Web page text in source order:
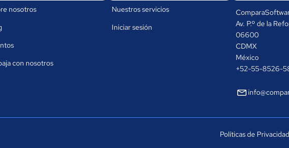
nosotros
con nosotros
Nuestros servicios
Iniciar sesión
Av. P.º de la
06600
CDMX
México
+52-55-8526-
Políticas de Privacidad